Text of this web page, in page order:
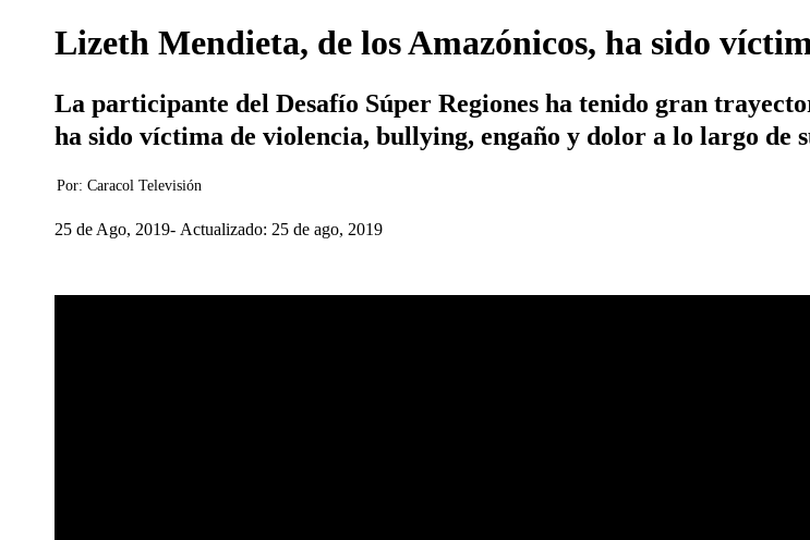
Lizeth Mendieta, de los Amazónicos, ha sido
La participante del Desafío Súper Regiones ha tenido gran
ha sido víctima de violencia, bullying, engaño y dolor a lo largo de
Por: Caracol Televisión
25 de Ago, 2019 Actualizado: 25 de ago, 2019